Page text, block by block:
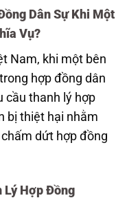
Dân Sự Khi Một
Vụ?
Nam, khi một bên
hợp đồng dân
cầu thanh lý hợp
bị thiệt hại nhằm
dứt hợp đồng
Lý Hợp Đồng